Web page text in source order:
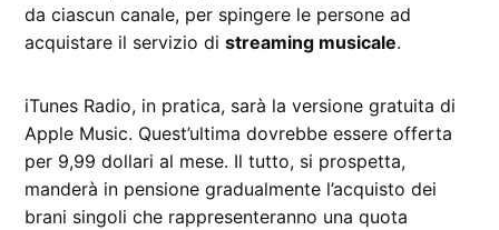
da ciascun canale, per spingere le persone ad
acquistare il servizio distreaming musicale.
iTunes Radio, in pratica, sarà la versione gratuita di
Apple Music. Quest’ultima dovrebbe essere offerta
per 9,99 dollari al mese. Il tutto, si prospetta,
manderà in pensione gradualmente l’acquisto dei
brani singoli che rappresenteranno una quota